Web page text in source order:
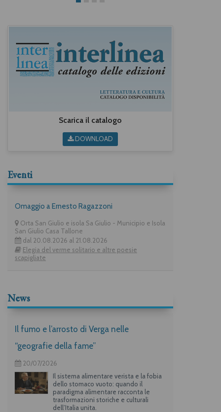
Scarica il catalogo
DOWNLOAD
Eventi
Omaggio a Ernesto Ragazzoni
Orta San Giulio e isola Sa Giulio - Municipio e Isola
San Giulio Casa Tallone
dal 20.08.2026 al 21.08.2026
Elegia del verme solitario e altre poesie
scapigliate
News
Il fumo e l’arrosto di Verga nelle
“geografie della fame”
20/07/2026
Il sistema alimentare verista e la fobia
dello stomaco vuoto: quando il
paradigma alimentare racconta le
trasformazioni storiche e culturali
dell’Italia unita.